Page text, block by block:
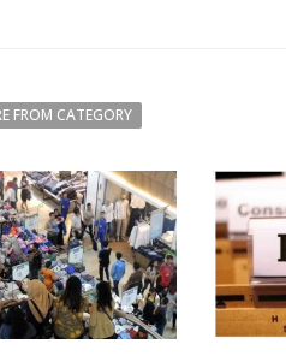
FROM CATEGORY